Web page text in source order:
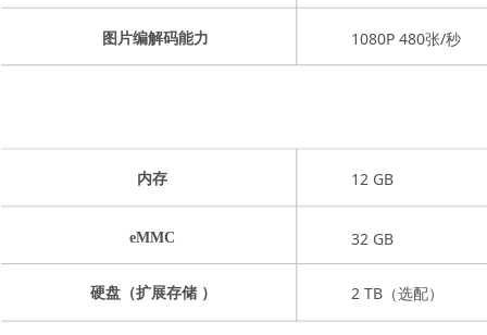
图片编解码能力 1080P 480张/秒
内存 12 GB
eMMC 32 GB
硬盘（扩展存储 ） 2 TB（选配）